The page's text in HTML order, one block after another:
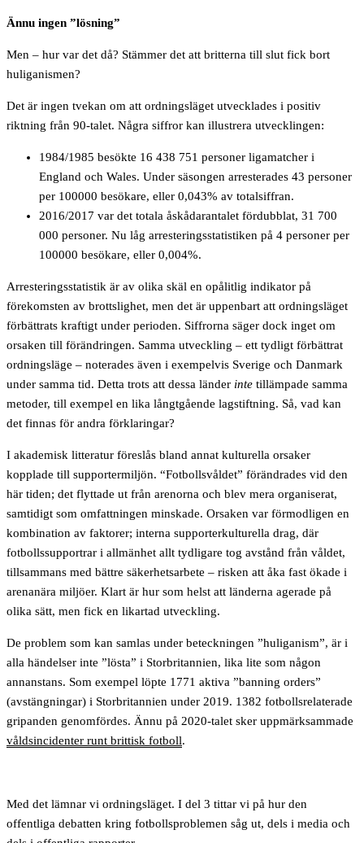
Ännu ingen ”lösning”
Men – hur var det då? Stämmer det att britterna till slut fick bort
huliganismen?
Det är ingen tvekan om att ordningsläget utvecklades i positiv
riktning från 90-talet. Några siffror kan illustrera utvecklingen:
1984/1985 besökte 16 438 751 personer ligamatcher i
England och Wales. Under säsongen arresterades 43 personer
per 100000 besökare, eller 0,043% av totalsiffran.
2016/2017 var det totala åskådarantalet fördubblat, 31 700
000 personer. Nu låg arresteringsstatistiken på 4 personer per
100000 besökare, eller 0,004%.
Arresteringsstatistik är av olika skäl en opålitlig indikator på
förekomsten av brottslighet, men det är uppenbart att ordningsläget
förbättrats kraftigt under perioden. Siffrorna säger dock inget om
orsaken till förändringen. Samma utveckling – ett tydligt förbättrat
ordningsläge – noterades även i exempelvis Sverige och Danmark
under samma tid. Detta trots att dessa länder inte tillämpade samma
metoder, till exempel en lika långtgående lagstiftning. Så, vad kan
det finnas för andra förklaringar?
I akademisk litteratur föreslås bland annat kulturella orsaker
kopplade till supportermiljön. “Fotbollsvåldet” förändrades vid den
här tiden; det flyttade ut från arenorna och blev mera organiserat,
samtidigt som omfattningen minskade. Orsaken var förmodligen en
kombination av faktorer; interna supporterkulturella drag, där
fotbollssupportrar i allmänhet allt tydligare tog avstånd från våldet,
tillsammans med bättre säkerhetsarbete – risken att åka fast ökade i
arenanära miljöer. Klart är hur som helst att länderna agerade på
olika sätt, men fick en likartad utveckling.
De problem som kan samlas under beteckningen ”huliganism”, är i
alla händelser inte ”lösta” i Storbritannien, lika lite som någon
annanstans. Som exempel löpte 1771 aktiva ”banning orders”
(avstängningar) i Storbritannien under 2019. 1382 fotbollsrelaterade
gripanden genomfördes. Ännu på 2020-talet sker uppmärksammade
våldsincidenter runt brittisk fotboll.
Med det lämnar vi ordningsläget. I del 3 tittar vi på hur den
offentliga debatten kring fotbollsproblemen såg ut, dels i media och